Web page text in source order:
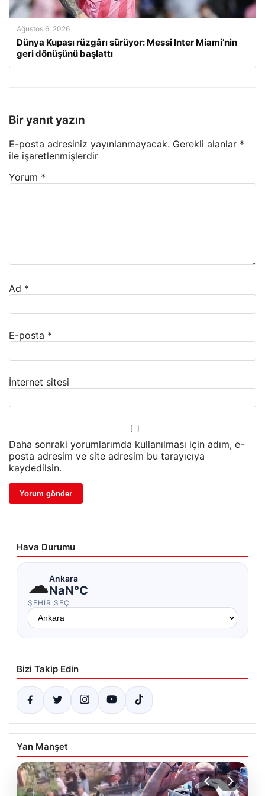
Ağustos 6, 2026
Dünya Kupası rüzgârı sürüyor: Messi Inter Miami’nin
geri dönüşünü başlattı
Bir yanıt yazın
E-posta adresiniz yayınlanmayacak. Gerekli alanlar *
ile işaretlenmişlerdir
Yorum *
Ad *
E-posta *
İnternet sitesi
Daha sonraki yorumlarımda kullanılması için adım, e-
posta adresim ve site adresim bu tarayıcıya
kaydedilsin.
Hava Durumu
☁Ankara
NaN°C
ŞEHIR SEÇ
Bizi Takip Edin
Yan Manşet